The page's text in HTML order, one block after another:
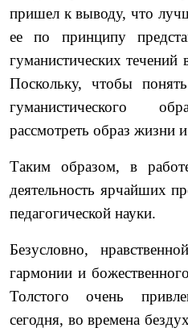
пришел к выводу, что
ее по принципу
гуманистических течений
Поскольку, чтобы
гуманистического
рассмотреть образ жизни
Таким образом, в
деятельность ярчайших
педагогической науки.
Безусловно,
гармонии и
Толстого очень
сегодня, во времена